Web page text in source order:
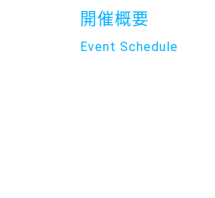
開催概要
Event Schedule